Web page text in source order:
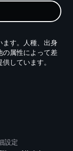
ます。人種、出身
の属性によって差
しています。
設定